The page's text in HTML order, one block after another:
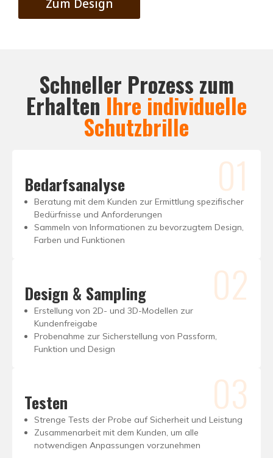
Zum Design
Schneller Prozess zum
Erhalten Ihre individuelle
Schutzbrille
01
Bedarfsanalyse
Beratung mit dem Kunden zur Ermittlung spezifischer
Bedürfnisse und Anforderungen
Sammeln von Informationen zu bevorzugtem Design,
Farben und Funktionen
02
Design & Sampling
Erstellung von 2D- und 3D-Modellen zur
Kundenfreigabe
Probenahme zur Sicherstellung von Passform,
Funktion und Design
03
Testen
Strenge Tests der Probe auf Sicherheit und Leistung
Zusammenarbeit mit dem Kunden, um alle
notwendigen Anpassungen vorzunehmen